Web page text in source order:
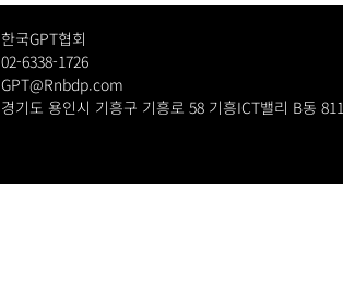
한국GPT협회
02-6338-1726
GPT@Rnbdp.com
경기도 용인시 기흥구 기흥로 58 기흥ICT밸리 B동